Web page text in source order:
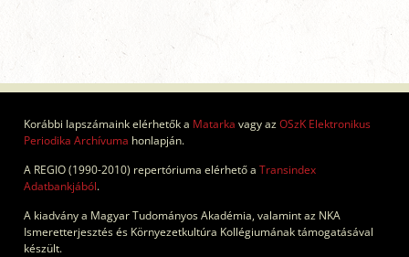
Korábbi lapszámaink elérhetők a Matarka vagy azOSzK Elektronikus
Periodika Archívuma honlapján.
A REGIO (1990-2010) repertóriuma elérhető a Transindex
Adatbankjából.
A kiadvány a Magyar Tudományos Akadémia, valamint az NKA
Ismeretterjesztés és Környezetkultúra Kollégiumának támogatásával
készült.